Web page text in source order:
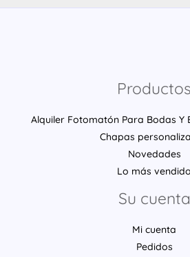
Productos
Alquiler Fotomatón Para Bodas Y
Chapas
Novedades
Lo más vendido
Su cuenta
Mi cuenta
Pedidos